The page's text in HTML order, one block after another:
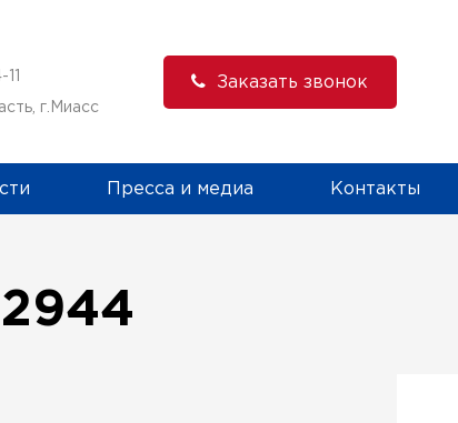
г.Миасс
Заказать звонок
Пресса и медиа Контакты